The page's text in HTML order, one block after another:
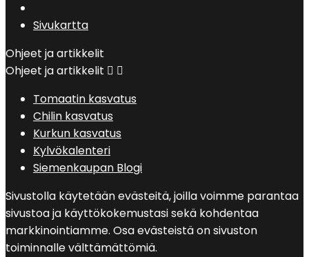
Sivukartta
Ohjeet ja artikkelit
Ohjeet ja artikkelit  
Tomaatin kasvatus
Chilin kasvatus
Kurkun kasvatus
Kylvökalenteri
Siemenkaupan Blogi
Sivustolla käytetään evästeitä, joilla voimme parantaa
sivustoa ja käyttökokemustasi sekä kohdentaa
markkinointiamme. Osa evästeistä on sivuston
toiminnalle välttämättömiä.